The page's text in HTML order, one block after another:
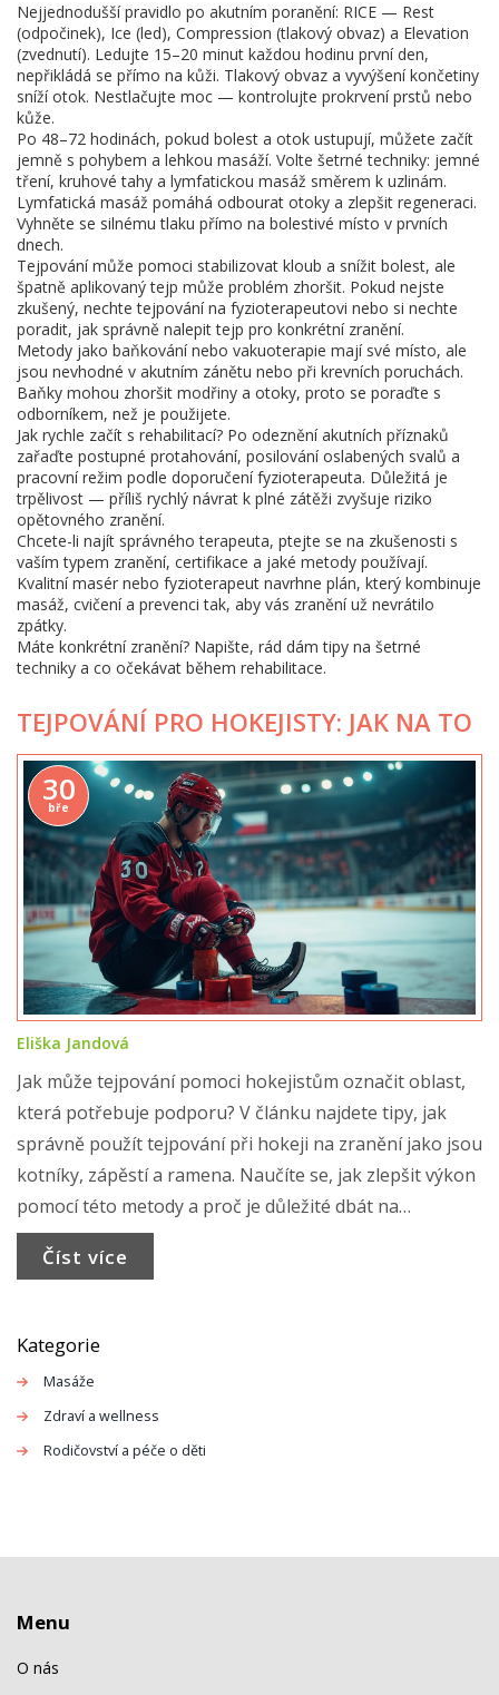
Nejjednodušší pravidlo po akutním poranění: RICE — Rest
(odpočinek), Ice (led), Compression (tlakový obvaz) a Elevation
(zvednutí). Ledujte 15–20 minut každou hodinu první den,
nepřikládá se přímo na kůži. Tlakový obvaz a vyvýšení končetiny
sníží otok. Nestlačujte moc — kontrolujte prokrvení prstů nebo
kůže.
Po 48–72 hodinách, pokud bolest a otok ustupují, můžete začít
jemně s pohybem a lehkou masáží. Volte šetrné techniky: jemné
tření, kruhové tahy a lymfatickou masáž směrem k uzlinám.
Lymfatická masáž pomáhá odbourat otoky a zlepšit regeneraci.
Vyhněte se silnému tlaku přímo na bolestivé místo v prvních
dnech.
Tejpování může pomoci stabilizovat kloub a snížit bolest, ale
špatně aplikovaný tejp může problém zhoršit. Pokud nejste
zkušený, nechte tejpování na fyzioterapeutovi nebo si nechte
poradit, jak správně nalepit tejp pro konkrétní zranění.
Metody jako baňkování nebo vakuoterapie mají své místo, ale
jsou nevhodné v akutním zánětu nebo při krevních poruchách.
Baňky mohou zhoršit modřiny a otoky, proto se poraďte s
odborníkem, než je použijete.
Jak rychle začít s rehabilitací? Po odeznění akutních příznaků
zařaďte postupné protahování, posilování oslabených svalů a
pracovní režim podle doporučení fyzioterapeuta. Důležitá je
trpělivost — příliš rychlý návrat k plné zátěži zvyšuje riziko
opětovného zranění.
Chcete-li najít správného terapeuta, ptejte se na zkušenosti s
vaším typem zranění, certifikace a jaké metody používají.
Kvalitní masér nebo fyzioterapeut navrhne plán, který kombinuje
masáž, cvičení a prevenci tak, aby vás zranění už nevrátilo
zpátky.
Máte konkrétní zranění? Napište, rád dám tipy na šetrné
techniky a co očekávat během rehabilitace.
TEJPOVÁNÍ PRO HOKEJISTY: JAK NA TO
30
bře
Eliška Jandová
Jak může tejpování pomoci hokejistům označit oblast,
která potřebuje podporu? V článku najdete tipy, jak
správně použít tejpování při hokeji na zranění jako jsou
kotníky, zápěstí a ramena. Naučíte se, jak zlepšit výkon
pomocí této metody a proč je důležité dbát na
správnou aplikaci. Tejpování není jen o ochraně
zranění, ale také o prevenci a podpoře sportovního
Číst více
Kategorie
Masáže
Zdraví a wellness
Rodičovství a péče o děti
Menu
O nás